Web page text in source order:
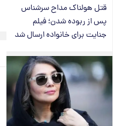
قتل هولناک مداح سرشناس
پس از ربوده شدن؛ فیلم
جنایت برای خانواده ارسال شد